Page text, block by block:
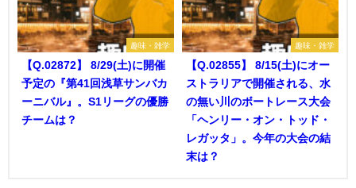
趣味・雑学
【Q.02872】 8/29(土)に開催
予定の『第41回浅草サンバカ
ーニバル』。S1リーグの優勝
チームは？
趣味・雑学
【Q.02855】 8/15(土)にオー
ストラリアで開催される、水
の無い川のボートレース大会
「ヘンリー・オン・トッド・
レガッタ」。今年の大会の結
末は？